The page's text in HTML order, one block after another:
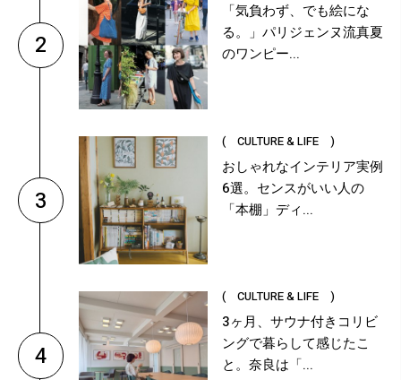
2
「気負わず、でも絵にな
る。」パリジェンヌ流真夏
のワンピー...
3
( CULTURE & LIFE )
おしゃれなインテリア実例
6選。センスがいい人の
「本棚」ディ...
4
( CULTURE & LIFE )
3ヶ月、サウナ付きコリビ
ングで暮らして感じたこ
と。奈良は「...